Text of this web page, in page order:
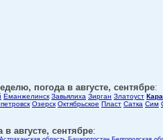
погода в августе, сентябре:
Еманжелинск Завьялиха Зирган Златоуст
Озерск Октябрьское Пласт Сатка Сим
августе, сентябре: